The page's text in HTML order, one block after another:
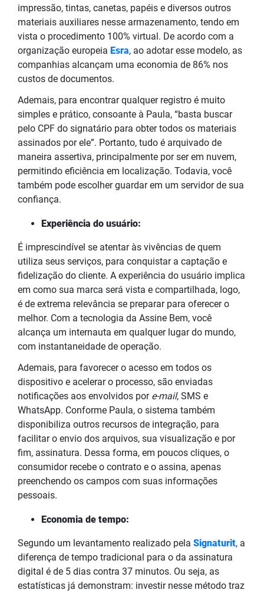
impressão, tintas, canetas, papéis e diversos outros
materiais auxiliares nesse armazenamento, tendo em
vista o procedimento 100% virtual. De acordo com a
organização europeia Esra, ao adotar esse modelo, as
companhias alcançam uma economia de 86% nos
custos de documentos.
Ademais, para encontrar qualquer registro é muito
simples e prático, consoante à Paula, “basta buscar
pelo CPF do signatário para obter todos os materiais
assinados por ele”. Portanto, tudo é arquivado de
maneira assertiva, principalmente por ser em nuvem,
permitindo eficiência em localização. Todavia, você
também pode escolher guardar em um servidor de sua
confiança.
Experiência do usuário:
É imprescindível se atentar às vivências de quem
utiliza seus serviços, para conquistar a captação e
fidelização do cliente. A experiência do usuário implica
em como sua marca será vista e compartilhada, logo,
é de extrema relevância se preparar para oferecer o
melhor. Com a tecnologia da Assine Bem, você
alcança um internauta em qualquer lugar do mundo,
com instantaneidade de operação.
Ademais, para favorecer o acesso em todos os
dispositivo e acelerar o processo, são enviadas
notificações aos envolvidos por e-mail, SMS e
WhatsApp. Conforme Paula, o sistema também
disponibiliza outros recursos de integração, para
facilitar o envio dos arquivos, sua visualização e por
fim, assinatura. Dessa forma, em poucos cliques, o
consumidor recebe o contrato e o assina, apenas
preenchendo os campos com suas informações
pessoais.
Economia de tempo:
Segundo um levantamento realizado pela Signaturit, a
diferença de tempo tradicional para o da assinatura
digital é de 5 dias contra 37 minutos. Ou seja, as
estatísticas já demonstram: investir nesse método traz